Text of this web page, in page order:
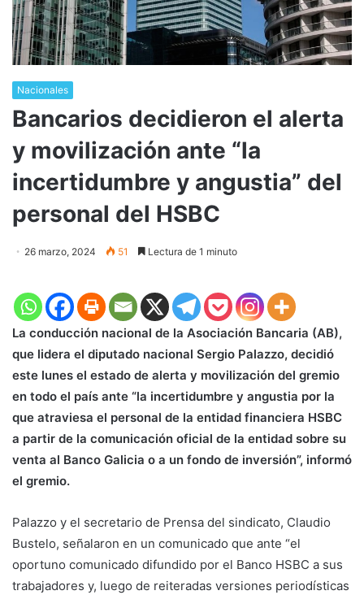
Nacionales
Bancarios decidieron el alerta
y movilización ante “la
incertidumbre y angustia” del
personal del HSBC
26 marzo, 2024 51 Lectura de 1 minuto
La conducción nacional de la Asociación Bancaria (AB),
que lidera el diputado nacional Sergio Palazzo, decidió
este lunes el estado de alerta y movilización del gremio
en todo el país ante “la incertidumbre y angustia por la
que atraviesa el personal de la entidad financiera HSBC
a partir de la comunicación oficial de la entidad sobre su
venta al Banco Galicia o a un fondo de inversión”, informó
el gremio.
Palazzo y el secretario de Prensa del sindicato, Claudio
Bustelo, señalaron en un comunicado que ante “el
oportuno comunicado difundido por el Banco HSBC a sus
trabajadores y, luego de reiteradas versiones periodísticas